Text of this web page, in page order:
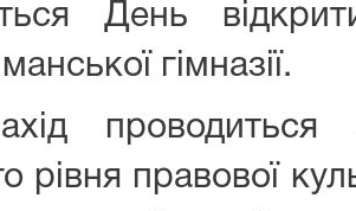
День
гімназії.
рівня правової